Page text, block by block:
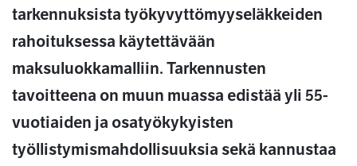
tarkennuksista työkyvyttömyyseläkkeiden
rahoituksessa käytettävään
maksuluokkamalliin. Tarkennusten
tavoitteena on muun muassa edistää yli 55-
vuotiaiden ja osatyökykyisten
työllistymismahdollisuuksia sekä kannustaa